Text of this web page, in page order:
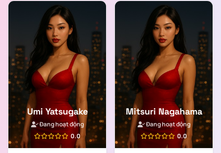
Umi Yatsugake
Đang hoạt động
0.0
Mitsuri Nagahama
Đang hoạt động
0.0